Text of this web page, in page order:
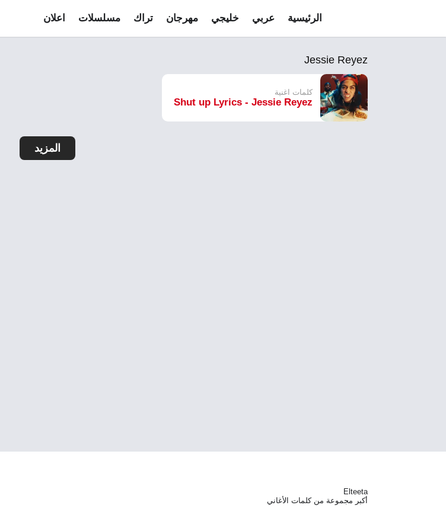
الرئيسية عربي خليجي مهرجان تراك مسلسلات اعلان
Jessie Reyez
كلمات اغنية
Shut up Lyrics - Jessie Reyez
المزيد
Elteeta
أكبر مجموعة من كلمات الأغاني